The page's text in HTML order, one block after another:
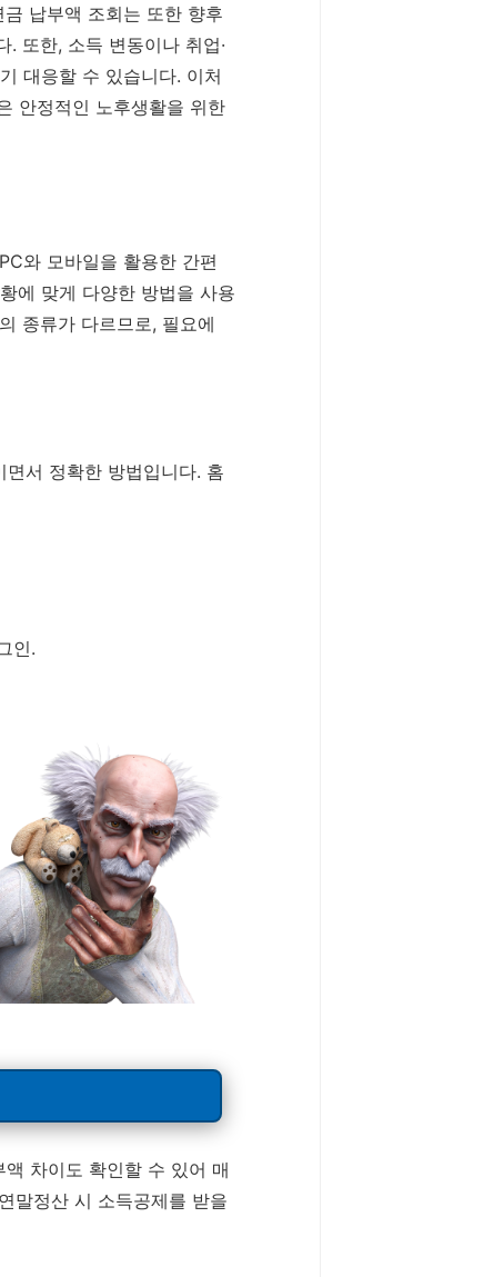
납부액 조회는 또한 향후
또한, 소득 변동이나 취업·
대응할 수 있습니다. 이처
안정적인 노후생활을 위한
와 모바일을 활용한 간편
에 맞게 다양한 방법을 사용
종류가 다르므로, 필요에
서 정확한 방법입니다. 홈
인.
차이도 확인할 수 있어 매
말정산 시 소득공제를 받을